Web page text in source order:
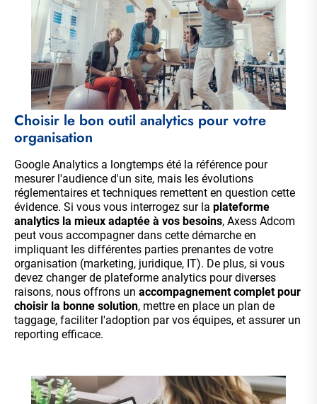
Choisir le bon outil analytics pour votre
organisation
Google Analytics a longtemps été la référence pour
mesurer l'audience d'un site, mais les évolutions
réglementaires et techniques remettent en question cette
évidence. Si vous vous interrogez sur la plateforme
analytics la mieux adaptée à vos besoins, Axess Adcom
peut vous accompagner dans cette démarche en
impliquant les différentes parties prenantes de votre
organisation (marketing, juridique, IT). De plus, si vous
devez changer de plateforme analytics pour diverses
raisons, nous offrons un accompagnement complet pour
choisir la bonne solution, mettre en place un plan de
taggage, faciliter l'adoption par vos équipes, et assurer un
reporting efficace.